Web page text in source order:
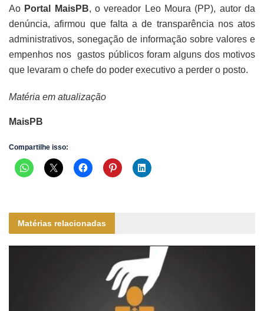
Ao Portal MaisPB, o vereador Leo Moura (PP), autor da
denúncia, afirmou que falta a de transparência nos atos
administrativos, sonegação de informação sobre valores e
empenhos nos gastos públicos foram alguns dos motivos
que levaram o chefe do poder executivo a perder o posto.
Matéria em atualização
MaisPB
Compartilhe isso:
Matérias relacionadas